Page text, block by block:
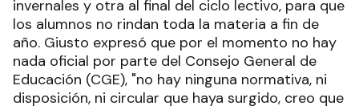
invernales y otra al final del ciclo lectivo, para que
los alumnos no rindan toda la materia a fin de
año. Giusto expresó que por el momento no hay
nada oficial por parte del Consejo General de
Educación (CGE), "no hay ninguna normativa, ni
disposición, ni circular que haya surgido, creo que